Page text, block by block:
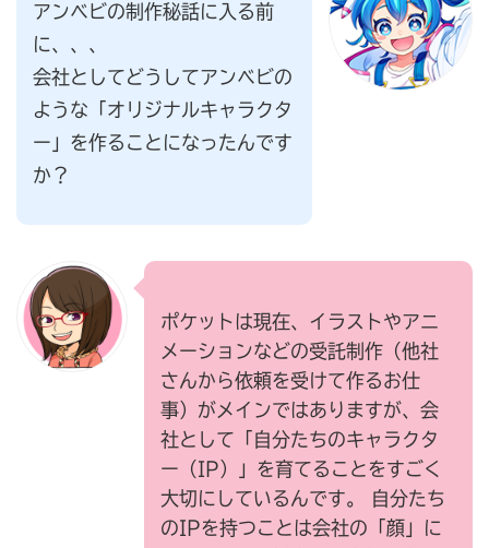
アンベビの制作秘話に入る前
に、、、
会社としてどうしてアンベビの
ような「オリジナルキャラクタ
ー」を作ることになったんです
か？
ポケットは現在、イラストやアニ
メーションなどの受託制作（他社
さんから依頼を受けて作るお仕
事）がメインではありますが、会
社として「自分たちのキャラクタ
ー（IP）」を育てることをすごく
大切にしているんです。 自分たち
のIPを持つことは会社の「顔」に